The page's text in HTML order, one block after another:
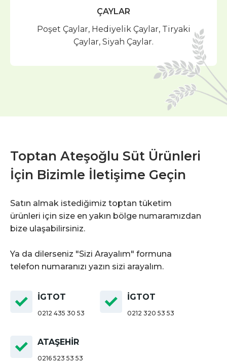
ÇAYLAR
Poşet Çaylar, Hediyelik Çaylar, Tiryaki
Çaylar, Siyah Çaylar.
Toptan Ateşoğlu Süt Ürünleri
İçin Bizimle İletişime Geçin
Satın almak istediğimiz toptan tüketim
ürünleri için size en yakın bölge numaramızdan
bize ulaşabilirsiniz.
Ya da dilerseniz "Sizi Arayalım" formuna
telefon numaranızı yazın sizi arayalım.
İGTOT
0212 435 30 53
İGTOT
0212 320 53 53
ATAŞEHİR
0216 523 53 53